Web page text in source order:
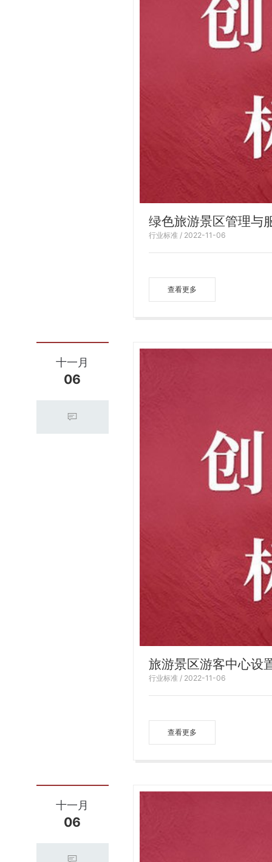
绿色旅游景区管理与
行业标准 / 2022-11-06
查看更多
十一月
06
旅游景区游客中心设
行业标准 / 2022-11-06
查看更多
十一月
06